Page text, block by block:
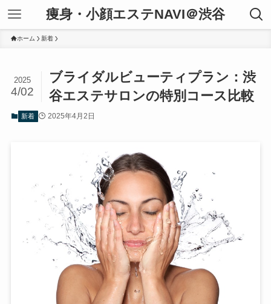
痩身・小顔エステNAVI＠渋谷
ホーム 新着
ブライダルビューティプラン：渋
谷エステサロンの特別コース比較
2025
4/02
新着 2025年4月2日